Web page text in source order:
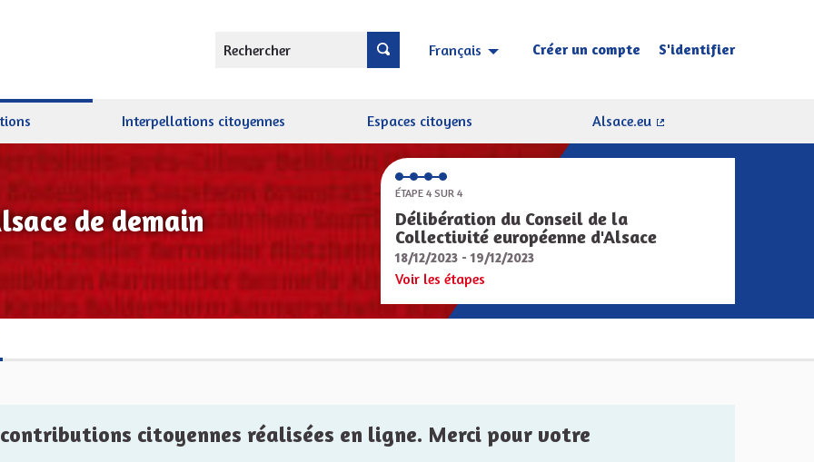
Rechercher Français Choisir la langue Sprache wählen
Créer un compte S'identifier
Interpellations citoyennes Espaces citoyens
Alsace.eu
de demain
ÉTAPE 4 SUR 4
Délibération du Conseil de la
Collectivité européenne d'Alsace
18/12/2023 - 19/12/2023
Voir les étapes
citoyennes réalisées en ligne. Merci pour votre